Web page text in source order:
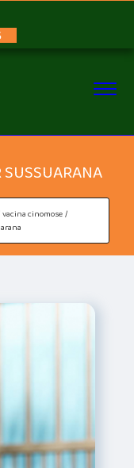
vacina cinomose